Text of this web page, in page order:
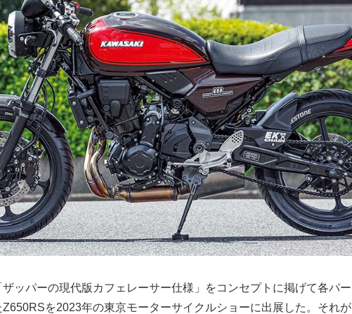
ッパーの現代版カフェレーサー仕様」をコンセプトに掲げて各パー
を2023年の東京モーターサイクルショーに出展した。それが